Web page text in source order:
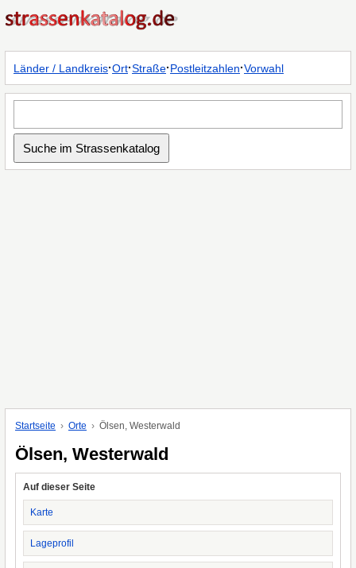
Länder / Landkreis·Ort·Straße·Postleitzahlen·Vorwahl
Startseite Orte Ölsen, Westerwald
Ölsen, Westerwald
Auf dieser Seite
Karte
Lageprofil